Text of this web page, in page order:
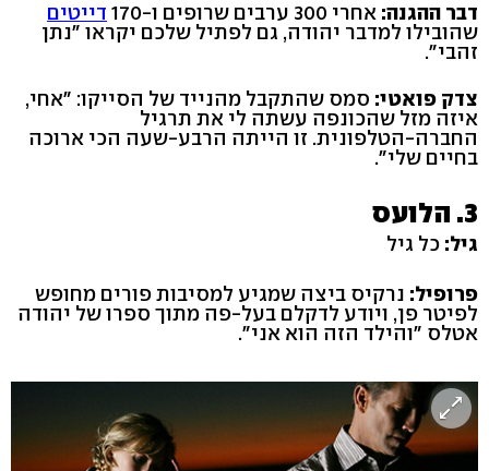
דבר ההגנה: אחרי 300 ערבים שרופים ו-170 דייטים
שהובילו למדבר יהודה, גם לפתיל שלכם יקראו "נתן
זהבי".
צדק פואטי: סמס שהתקבל מהנייד של הסייקו: "אחי,
איזה מזל שהכונפה עשתה לי את תרגיל
החברה-הטלפונית. זו הייתה הרבע-שעה הכי ארוכה
בחיים שלי".
3. הלועס
גיל: כל גיל
פרופיל: נרקיס ביצה שמגיע למסיבות פורים מחופש
לפיטר פן, ויודע לדקלם בעל-פה מתוך ספרו של יהודה
אטלס "והילד הזה הוא אני".